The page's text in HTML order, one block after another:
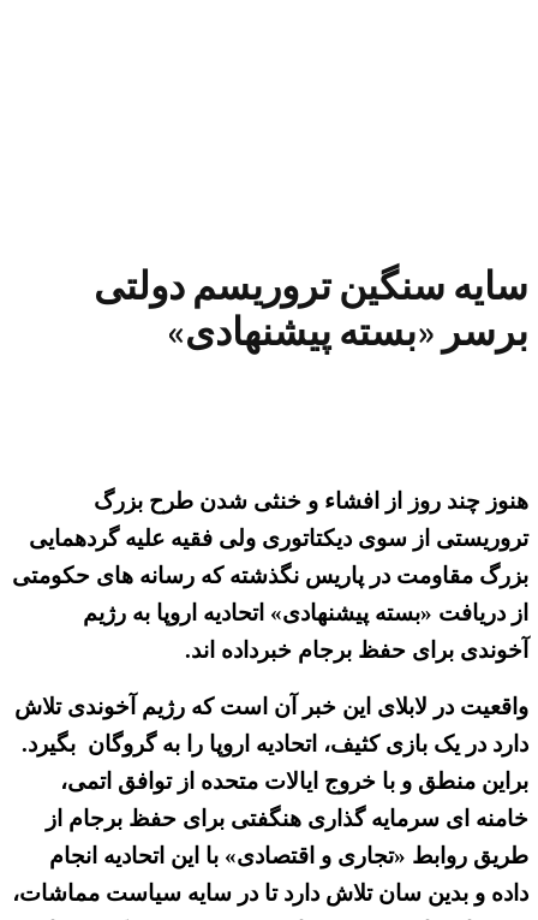
سایه سنگین تروریسم دولتی
برسر «بسته پیشنهادی»
هنوز چند روز از افشاء و خنثی شدن طرح بزرگ
تروریستی از سوی دیکتاتوری ولی فقیه علیه گردهمایی
بزرگ مقاومت در پاریس نگذشته که رسانه های حکومتی
از دریافت «بسته پیشنهادی» اتحادیه اروپا به رژیم
آخوندی برای حفظ برجام خبرداده اند.
واقعیت در لابلای این خبر آن است که رژیم آخوندی تلاش
دارد در یک بازی کثیف، اتحادیه اروپا را به گروگان بگیرد.
براین منطق و با خروج ایالات متحده از توافق اتمی،
خامنه ای سرمایه گذاری هنگفتی برای حفظ برجام از
طریق روابط «تجاری و اقتصادی» با این اتحادیه انجام
داده و بدین سان تلاش دارد تا در سایه سیاست مماشات،